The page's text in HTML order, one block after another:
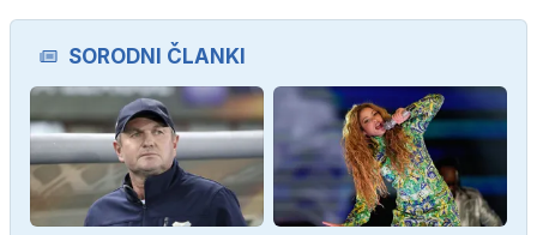
SORODNI ČLANKI